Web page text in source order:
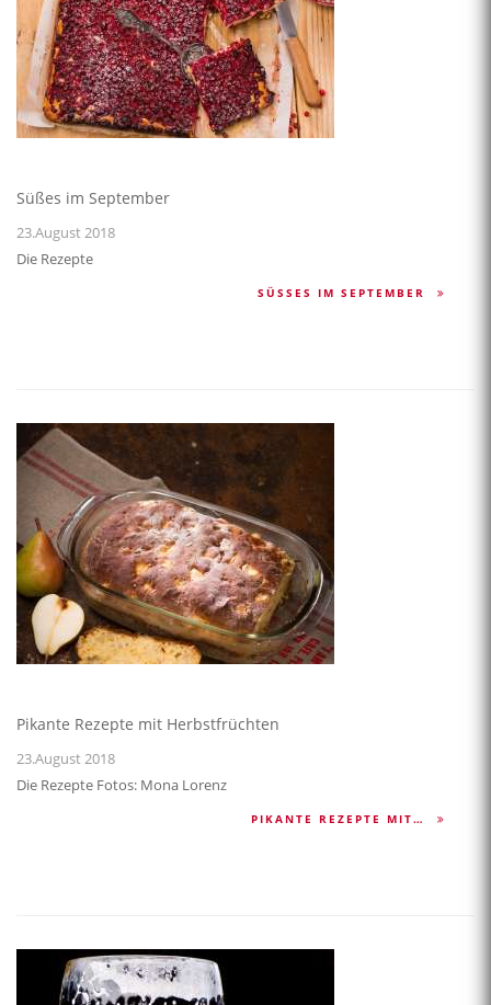
Süßes im September
23.August 2018
Die Rezepte
SÜSSES IM SEPTEMBER
Pikante Rezepte mit Herbstfrüchten
23.August 2018
Die Rezepte Fotos: Mona Lorenz
PIKANTE REZEPTE MIT…